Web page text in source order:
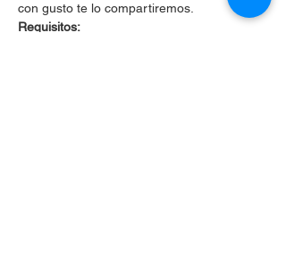
con gusto te lo compartiremos.
Requisitos: